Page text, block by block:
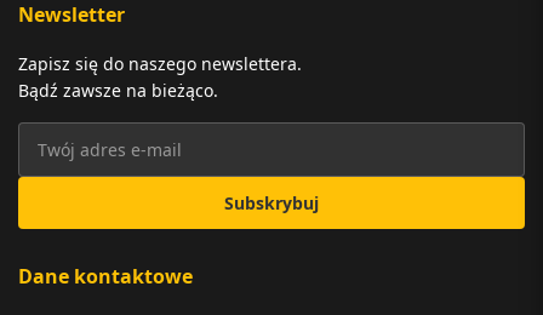
Newsletter
Zapisz się do naszego newslettera.
Bądź zawsze na bieżąco.
Subskrybuj
Dane kontaktowe